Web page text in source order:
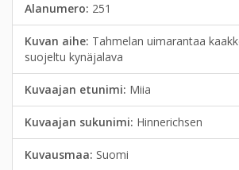
Alanumero: 251
Kuvan aihe: Tahmelan uimarantaa
suojeltu kynäjalava
Kuvaajan etunimi: Miia
Kuvaajan sukunimi: Hinnerichsen
Kuvausmaa: Suomi